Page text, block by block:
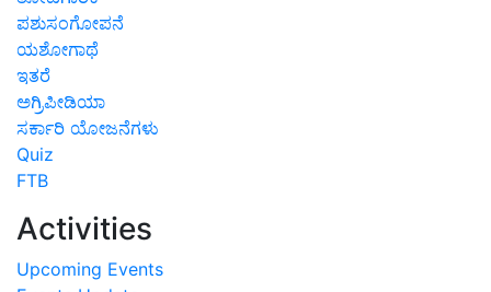
ಪಶುಸಂಗೋಪನೆ
ಯಶೋಗಾಥೆ
ಇತರೆ
ಅಗ್ರಿಪೀಡಿಯಾ
ಸರ್ಕಾರಿ ಯೋಜನೆಗಳು
Quiz
FTB
Activities
Upcoming Events